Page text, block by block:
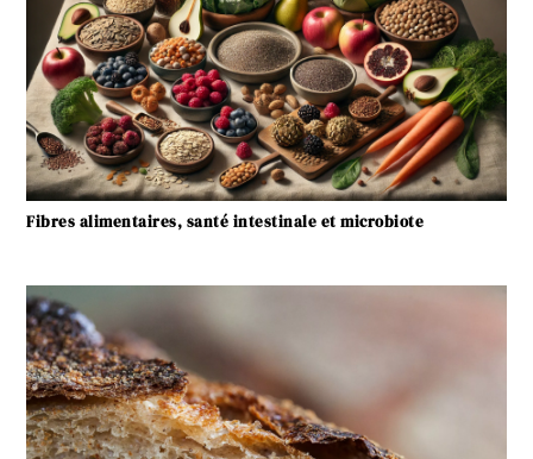
Fibres alimentaires, santé intestinale et microbiote